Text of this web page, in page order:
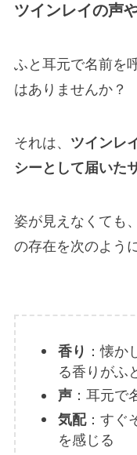
ツインレイの声
ふと耳元で名前を
はありませんか？
それは、 ツインレ
シーとして届いた
姿が見えなくても
の存在を次のよう
香り ：懐か
る香りがふ
声：耳元で
気配：すぐ
を感じる